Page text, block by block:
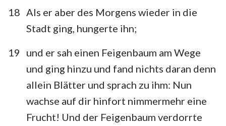
18 Als er aber des Morgens wieder in die
Stadt ging, hungerte ihn;
19
und er sah einen Feigenbaum am Wege
und ging hinzu und fand nichts daran denn
allein Blätter und sprach zu ihm: Nun
wachse auf dir hinfort nimmermehr eine
Frucht! Und der Feigenbaum verdorrte